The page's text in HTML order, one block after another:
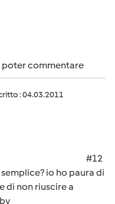
poter commentare
: 04.03.2011
#12
io ho paura di
di non riuscire a